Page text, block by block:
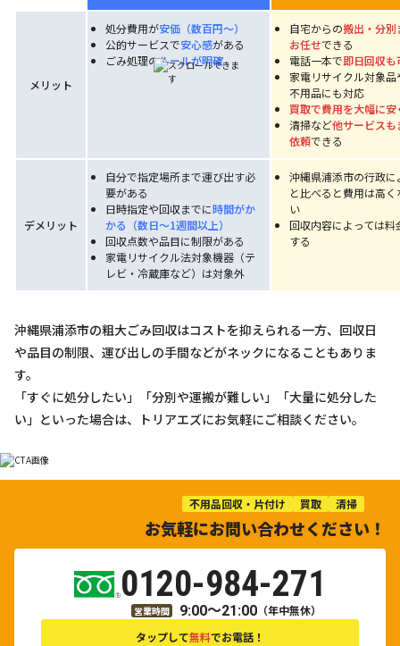
メリット
処分費用が安価（数百円〜）
公的サービスで安心感がある
ごみ処理のルールが明確
自宅からの搬出・分別
お任せできる
電話一本で即日回収も
家電リサイクル対象品
不用品にも対応
買取で費用を大幅に安
清掃など他サービスも
依頼できる
デメリット
自分で指定場所まで運び出す必
要がある
日時指定や回収までに時間がか
かる（数日〜1週間以上）
回収点数や品目に制限がある
家電リサイクル法対象機器（テ
レビ・冷蔵庫など）は対象外
沖縄県浦添市の行政に
と比べると費用は高
い
回収内容によっては料
する
沖縄県浦添市の粗大ごみ回収はコストを抑えられる一方、回収日
や品目の制限、運び出しの手間などがネックになることもありま
す。
「すぐに処分したい」「分別や運搬が難しい」「大量に処分した
い」といった場合は、トリアエズにお気軽にご相談ください。
不用品回収・片付け 買取 清掃
お気軽にお問い合わせください！
0120-984-271
営業時間 9:00～21:00 （年中無休）
タップして無料でお電話！